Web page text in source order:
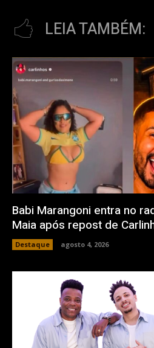
LEIA TAMBÉM:
Babi Marangoni entra no
Maia após repost de
Destaque agosto 4, 2026